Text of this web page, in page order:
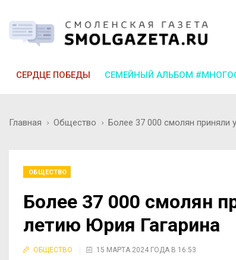
СЕРДЦЕ ПОБЕДЫ СЕМЕЙНЫЙ АЛЬБОМ
Главная Общество Более 37 000 смолян приняли
ОБЩЕСТВО
Более 37 000 смолян
летию Юрия Гагарина
ОБЩЕСТВО 15 МАРТА 2024 ГОДА В 16:53